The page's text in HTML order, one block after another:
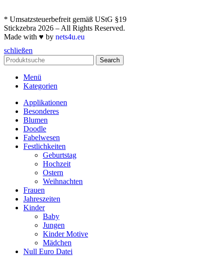
* Umsatzsteuerbefreit gemäß UStG §19
Stickzebra 2026 – All Rights Reserved.
Made with ♥ by nets4u.eu
schließen
Search
Menü
Kategorien
Applikationen
Besonderes
Blumen
Doodle
Fabelwesen
Festlichkeiten
Geburtstag
Hochzeit
Ostern
Weihnachten
Frauen
Jahreszeiten
Kinder
Baby
Jungen
Kinder Motive
Mädchen
Null Euro Datei